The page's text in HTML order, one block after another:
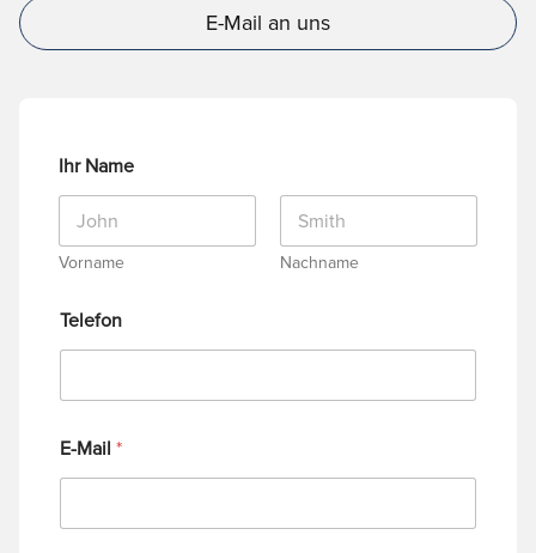
E-Mail an uns
Ihr Name
Vorname Nachname
Telefon
E-Mail *